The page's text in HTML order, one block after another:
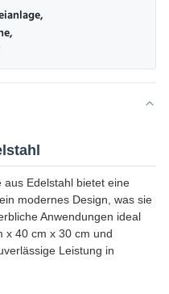
,
,
aus Edelstahl bietet eine
modernes Design, was sie
Anwendungen ideal
x 40 cm x 30 cm und
Leistung in